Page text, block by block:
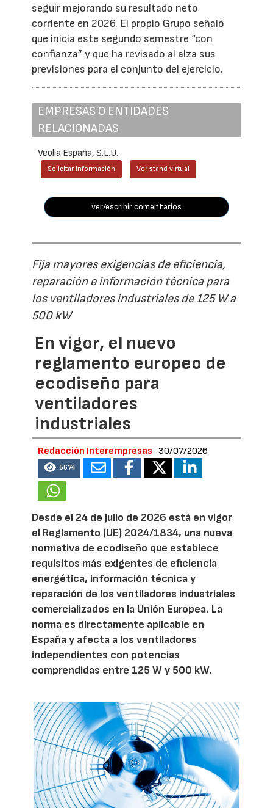
seguir mejorando su resultado neto
corriente en 2026. El propio Grupo señaló
que inicia este segundo semestre “con
confianza” y que ha revisado al alza sus
previsiones para el conjunto del ejercicio.
EMPRESAS O ENTIDADES
RELACIONADAS
Veolia España, S.L.U.
Solicitar información Ver stand virtual
ver/escribir comentarios
Fija mayores exigencias de eficiencia,
reparación e información técnica para
los ventiladores industriales de 125 W a
500 kW
En vigor, el nuevo
reglamento europeo de
ecodiseño para
ventiladores
industriales
Redacción Interempresas 30/07/2026
5674
Desde el 24 de julio de 2026 está en vigor
el Reglamento (UE) 2024/1834, una nueva
normativa de ecodiseño que establece
requisitos más exigentes de eficiencia
energética, información técnica y
reparación de los ventiladores industriales
comercializados en la Unión Europea. La
norma es directamente aplicable en
España y afecta a los ventiladores
independientes con potencias
comprendidas entre 125 W y 500 kW.